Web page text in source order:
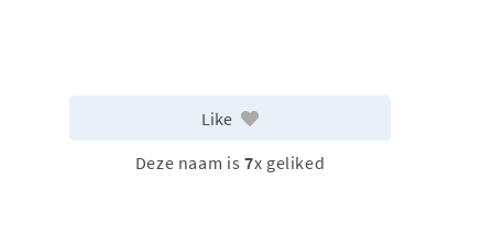
Like
Deze naam is 7x geliked